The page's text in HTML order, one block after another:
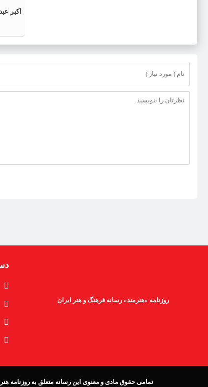
اکبر
روزنامه «هنرمند» رسانه فرهنگ و هنر ایران
تمامی حقوق مادی و معنوی این رسانه متعلق به روزنامه